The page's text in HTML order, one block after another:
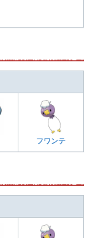
フワンテ